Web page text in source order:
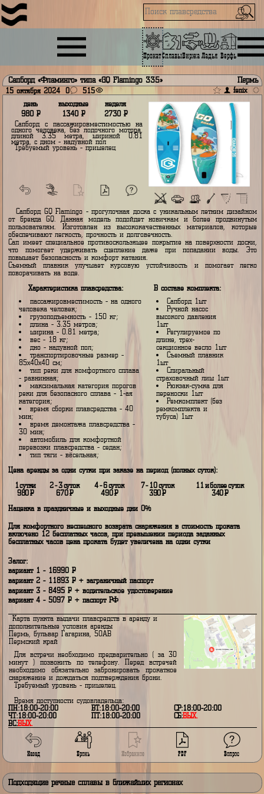
Сапборд «Фламинго» типа «GQ Flamingo 335»
15 октября 2024 0 515
день
980Р
выходные
1340Р
неделя
2730Р
Сапборд с пассажировместимостью на
одного человека, без лодочного мотора,
длиной 3.35 метра, шириной 0.81
min max 1
Сапборд GQ Flamingo - прогулочная доска с уникальным летним
от бренда GQ. Данная модель подойдет новичкам и более
пользователям. Изготовлен из высококачественных материалов,
обеспечивают легкость, прочность и долговечность.
Сап имеет специальное противоскользящее покрытие на поверхности
что помогает удерживать сцепление даже при попадании
повышает безопасность и комфорт катания.
Съемный плавник улучшает курсовую устойчивость и помогает
поворачивать на воде.
Характеристика плавсредства:
пассажировместимость - на одного
человека человек;
грузоподъемность - 150 кг;
длина - 3.35 метров;
ширина - 0.81 метра;
вес - 18 кг;
дно - надувной пол;
транспортировочные размер -
85х40х40 см;
тип реки для комфортного сплава
- равнинная;
максимальная категория порогов
реки для безопасного сплава - 1-ая
категория;
время сборки плавсредства - 40
время демонтажа плавсредства -
автомобиль для комфортной
перевозки плавсредства - седан;
тип тяги - вёсельная;
В составе комплекта:
Сапборд 1шт
Ручной насос
высокого давления
1шт
Регулируемое по
длине, трех-
секционное весло 1шт
Съемный плавник
1шт
Спиральный
страховочный лиш 1шт
Цена аренды за одни сутки при заказе на период (полных суток):
1 сутки 2 - 3 суток
670
4 - 6 суток
490
7 - 10 суток
390Р
11 и более
Наценка в праздничные и выходные дни 0%
Для комфортного неспешного возврата снаряжения в стоимость
включено 12 бесплатных часов, при превышении периода заданных
бесплатных часов цена проката будет увеличена на одни сутки
Залог:
вариант 1 - 16990P
вариант 2 - 11893
вариант 3 - 8495P+ водительское удостоверение
вариант 4 - 5097P+ паспорт РФ
Карта пункта выдачи плавсредств в аренду и
дополнительные условия аренды
Пермь, бульвар Гагарина, 50АВ
Пермский край
Для встречи необходимо предварительно ( за 30
минут ) позвонить по телефону. Перед встречей
необходимо обязательно забронировать прокатное
снаряжение и дождаться подтверждения брони.
Требуемый уровень - пришелец.
Время доступности судовладельца:
ПН:18:00-20:00
ВТ:18:00-20:00
Прокат Сплавы Биржа Ладья